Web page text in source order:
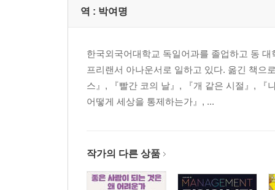
역 : 박여명
한국외국어대학교 독일어과를 졸업하고 동
프리랜서 아나운서로 일하고 있다. 옮긴 책으
스』, 『빨간 코의 날』, 『개 같은 시절』, 『
어떻게 세상을 통제하는가』, ...
작가의 다른 상품